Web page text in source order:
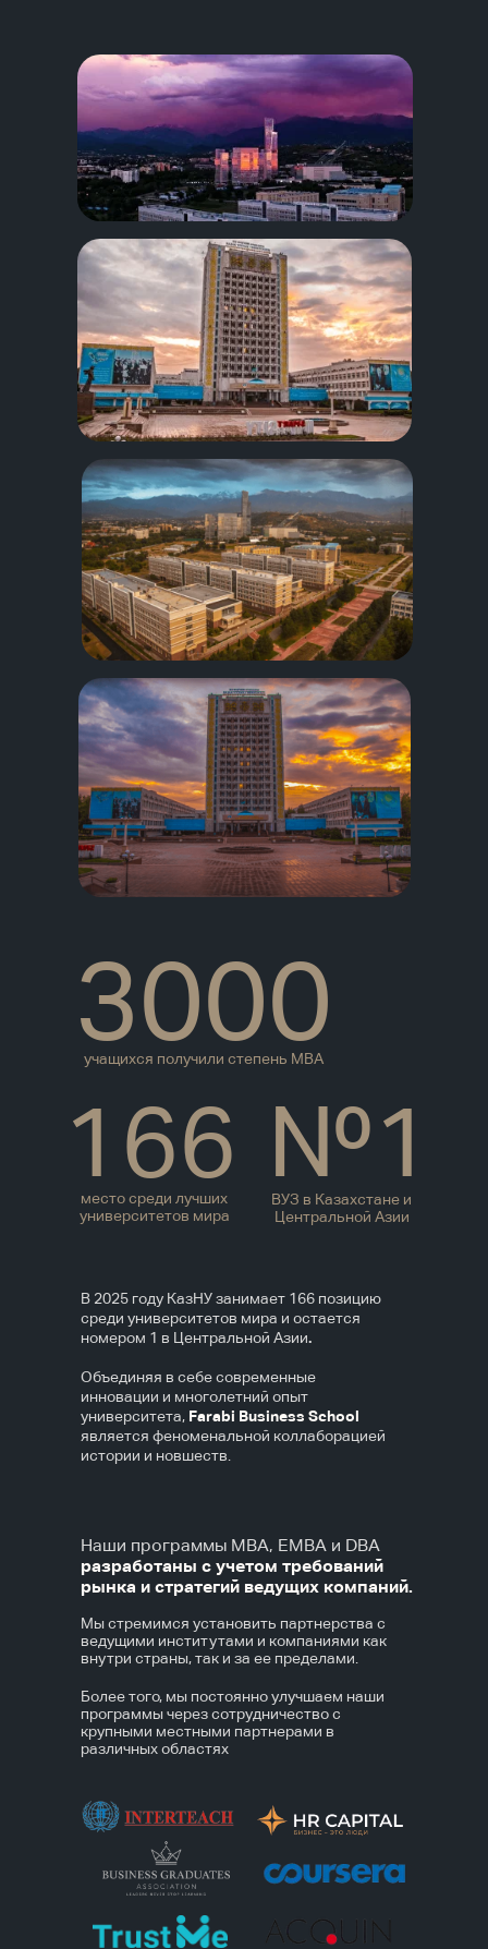
Мы стремимся установить партнерства с
ведущими институтами и компаниями как
внутри страны, так и за ее пределами.
Более того, мы постоянно улучшаем наши
программы через сотрудничество с
крупными местными партнерами в
различных областях
Наши программы МВА, ЕМВА и DBA
разработаны с учетом требований
рынка и стратегий ведущих компаний.
В 2025 году КазНУ занимает 166 позицию
среди университетов мира и остается
номером 1 в Центральной Азии.
Объединяя в себе современные
инновации и многолетний опыт
университета, Farabi Business School
является феноменальной коллаборацией
истории и новшеств.
ВУЗ в Казахстане и
Центральной Азии
№1
место среди лучших
университетов мира
166
учащихся получили степень MBA
3000